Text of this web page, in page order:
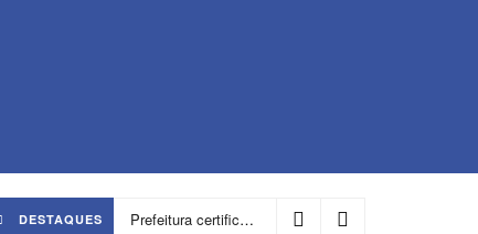
DESTAQUES Prefeitura certifica 4,6 mil trabalhadores pelo programa Treinar para Empregar e realiza Feirão de Empregabilidade